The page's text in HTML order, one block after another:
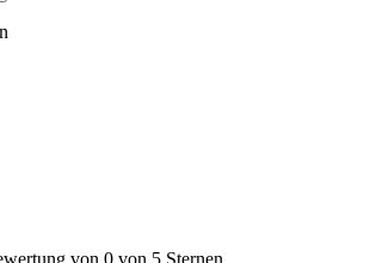
von 0 von 5 Sternen